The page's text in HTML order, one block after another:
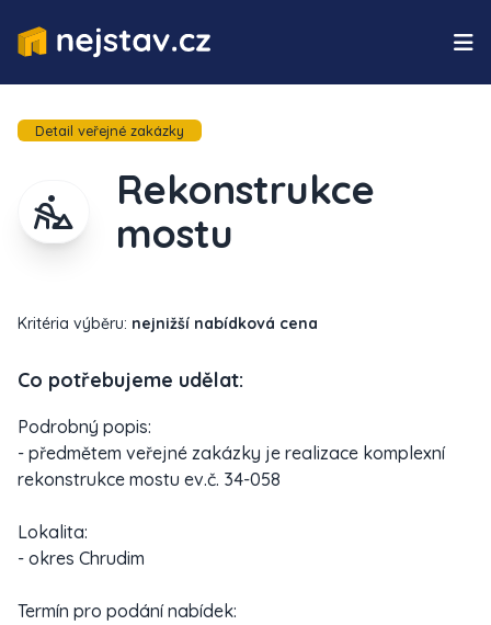
Detail veřejné zakázky
Rekonstrukce
mostu
Kritéria výběru: nejnižší nabídková cena
Co potřebujeme udělat:
Podrobný popis:
- předmětem veřejné zakázky je realizace komplexní
rekonstrukce mostu ev.č. 34-058
Lokalita:
- okres Chrudim
Termín pro podání nabídek: